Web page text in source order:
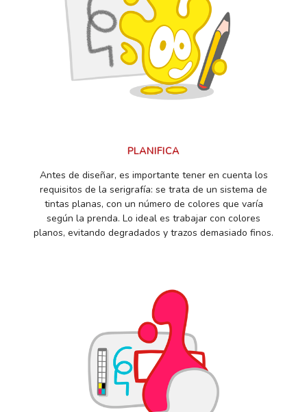
PLANIFICA
Antes de diseñar, es importante tener en cuenta los
requisitos de la serigrafía: se trata de un sistema de
tintas planas, con un número de colores que varía
según la prenda. Lo ideal es trabajar con colores
planos, evitando degradados y trazos demasiado finos.